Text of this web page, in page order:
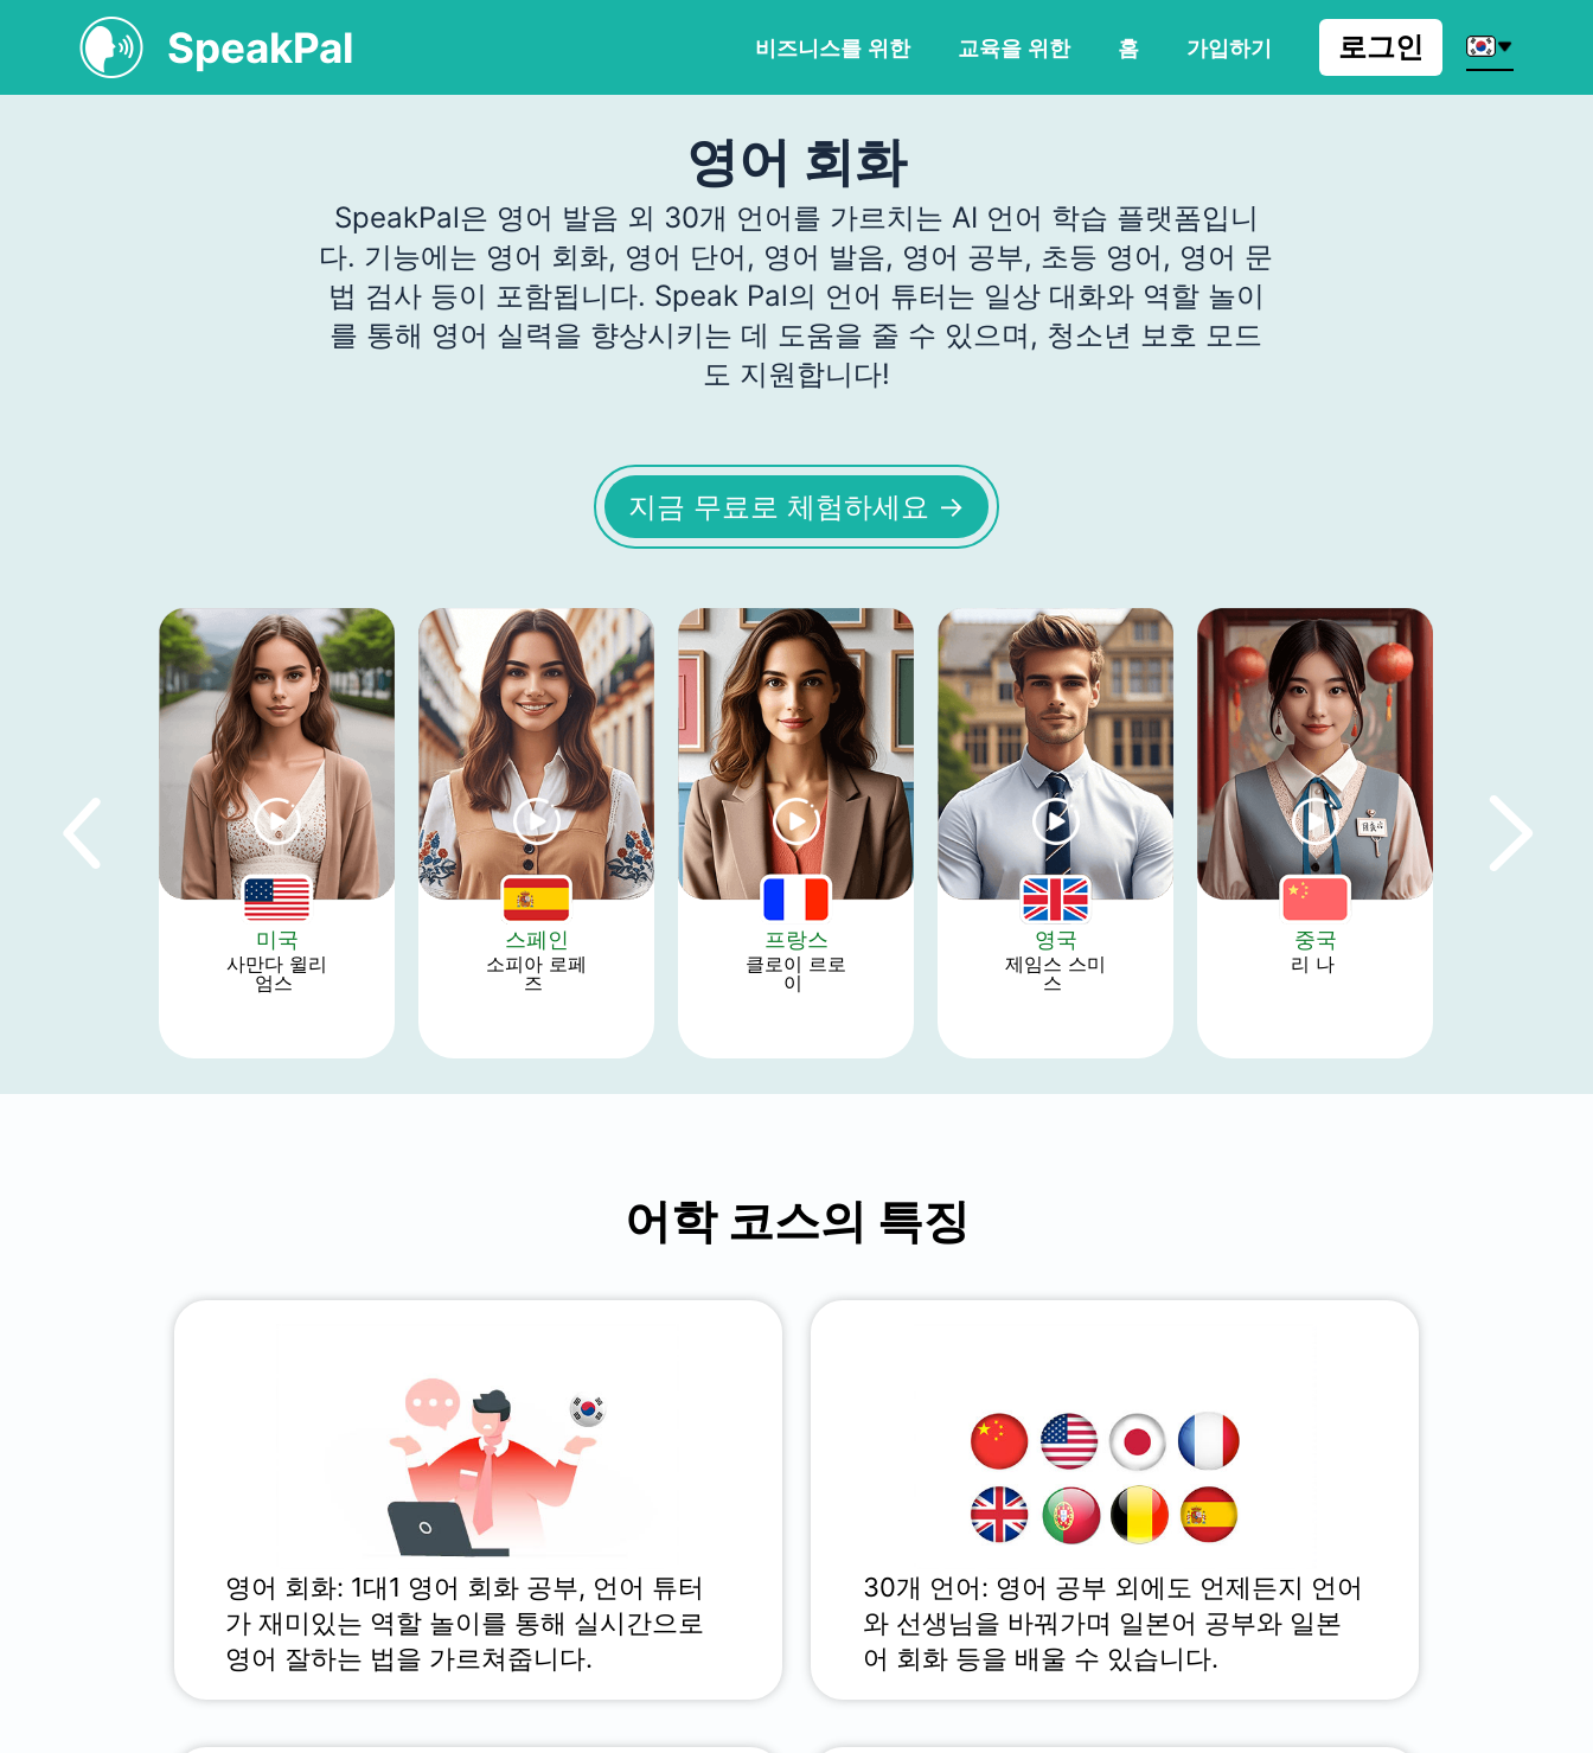
SpeakPal 비즈니스를 위한 교육을 위한 홈 가입하기 로그인
영어 회화
SpeakPal은 영어 발음 외 30개 언어를 가르치는 AI 언어 학습 플랫폼입니
다. 기능에는 영어 회화, 영어 단어, 영어 발음, 영어 공부, 초등 영어, 영어 문
법 검사 등이 포함됩니다. Speak Pal의 언어 튜터는 일상 대화와 역할 놀이
를 통해 영어 실력을 향상시키는 데 도움을 줄 수 있으며, 청소년 보호 모드
도 지원합니다!
지금 무료로 체험하세요 →
미국
사만다 윌리
엄스
스페인
소피아 로페
즈
프랑스
클로이 르로
이
영국
제임스 스미
스
중국
리 나
어학 코스의 특징
영어 회화: 1대1 영어 회화 공부, 언어 튜터
가 재미있는 역할 놀이를 통해 실시간으로
영어 잘하는 법을 가르쳐줍니다.
30개 언어: 영어 공부 외에도 언제든지 언어
와 선생님을 바꿔가며 일본어 공부와 일본
어 회화 등을 배울 수 있습니다.